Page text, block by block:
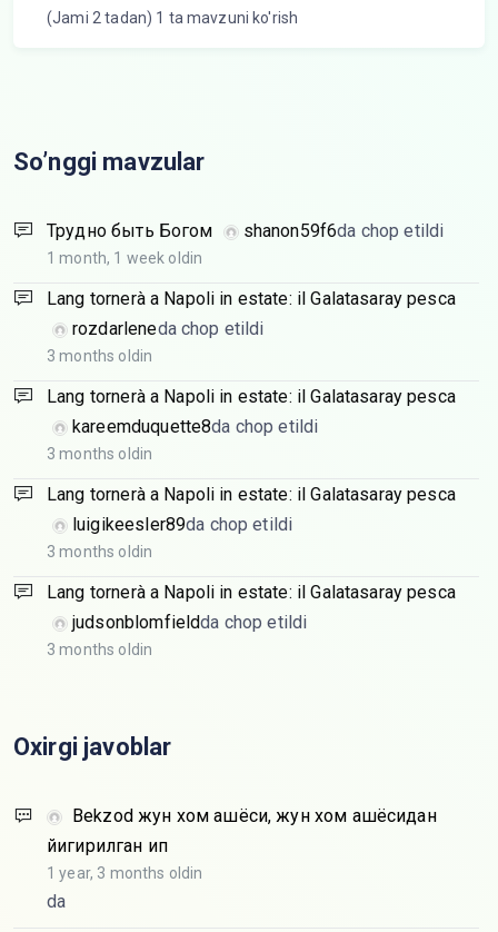
(Jami 2 tadan) 1 ta mavzuni ko'rish
So’nggi mavzular
Трудно быть Богом shanon59f6da chop etildi
1 month, 1 week oldin
Lang tornerà a Napoli in estate: il Galatasaray pesca
rozdarleneda chop etildi
3 months oldin
Lang tornerà a Napoli in estate: il Galatasaray pesca
kareemduquette8da chop etildi
3 months oldin
Lang tornerà a Napoli in estate: il Galatasaray pesca
luigikeesler89da chop etildi
3 months oldin
Lang tornerà a Napoli in estate: il Galatasaray pesca
judsonblomfieldda chop etildi
3 months oldin
Oxirgi javoblar
Bekzod жун хом ашёси, жун хом ашёсидан
йигирилган ип
1 year, 3 months oldin
da